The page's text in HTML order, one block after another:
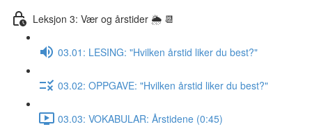
Leksjon 3: Vær og årstider 🌦 📆
03.01: LESING: "Hvilken årstid liker du best?"
03.02: OPPGAVE: "Hvilken årstid liker du best?"
03.03: VOKABULAR: Årstidene (0:45)